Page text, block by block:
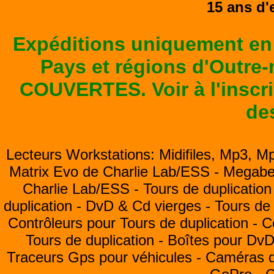
15 ans
Expéditions uniquement
Pays et régions
COUVERTES. Voir à
Lecteurs Workstations: Midifiles, Mp3,
Matrix Evo de Charlie Lab/ESS -
Charlie Lab/ESS - Tours de
duplication - DvD & Cd vierges - Tours
Contrôleurs pour Tours de duplication -
Tours de duplication - Boîtes pour
Traceurs Gps pour véhicules - Caméras